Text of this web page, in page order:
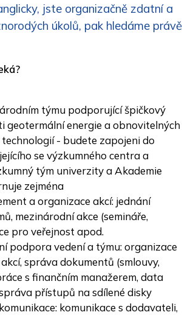
jste organizačně zdatní a
úkolů, pak hledáme právě
týmu podporující špičkový
geotermální energie a obnovitelných
- budete zapojeni do
se výzkumného centra a
tým univerzity a Akademie
zejména
a organizace akcí: jednání
mezinárodní akce (semináře,
pro veřejnost apod.
podpora vedení a týmu: organizace
správa dokumentů (smlouvy,
s finančním manažerem, data
přístupů na sdílené disky
komunikace s dodavateli,